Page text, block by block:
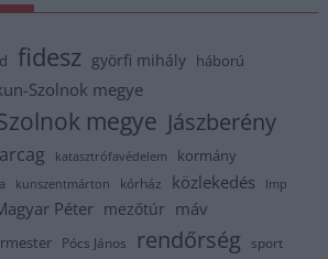
fidesz györfi mihály háború
Szolnok megye
megye Jászberény
katasztrófavédelem kormány
kunszentmárton kórház közlekedés lmp
Péter mezőtúr máv
Pócs János rendőrség sport